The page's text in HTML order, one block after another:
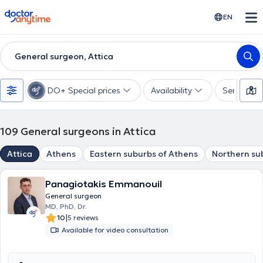
doctoranytime EN
General surgeon, Attica
DO+ Special prices Availability Services
109 General surgeons in Attica
Attica Athens Eastern suburbs of Athens Northern
Panagiotakis Emmanouil
General surgeon
MD, PhD, Dr.
10|5 reviews
Available for video consultation